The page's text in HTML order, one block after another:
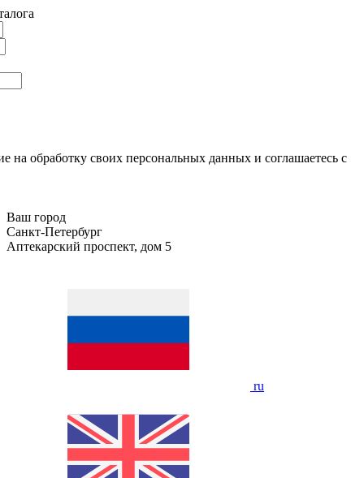
на обработку своих персональных данных и соглашаетесь с
Ваш город
Санкт-Петербург
Аптекарский проспект, дом 5
ru